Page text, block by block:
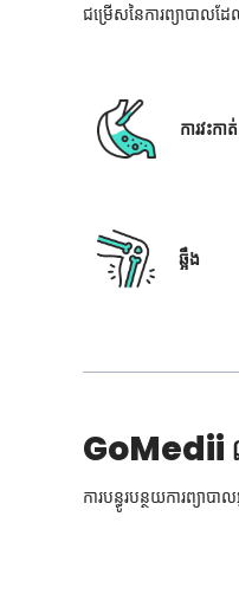
ជម្រើសនៃការព្យាបាលដ
ការវះ
ឆ្អឹង
GoMedii
ការបន្ធូរបន្ថយការព្យា